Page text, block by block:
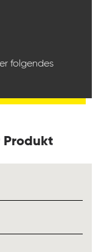
folgendes
Produkt